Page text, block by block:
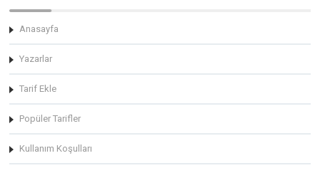
Anasayfa
Yazarlar
Tarif Ekle
Popüler Tarifler
Kullanım Koşulları